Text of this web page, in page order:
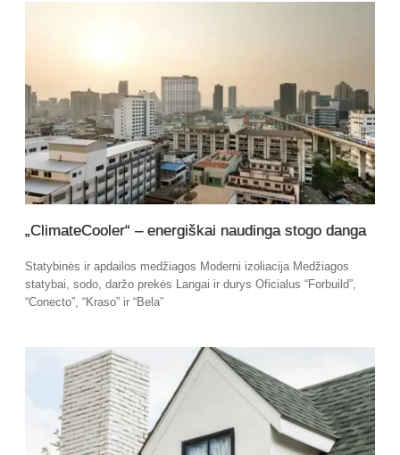
„ClimateCooler“ – energiškai naudinga stogo danga
Statybinės ir apdailos medžiagos Moderni izoliacija Medžiagos
statybai, sodo, daržo prekės Langai ir durys Oficialus “Forbuild”,
“Conecto”, “Kraso” ir “Bela”